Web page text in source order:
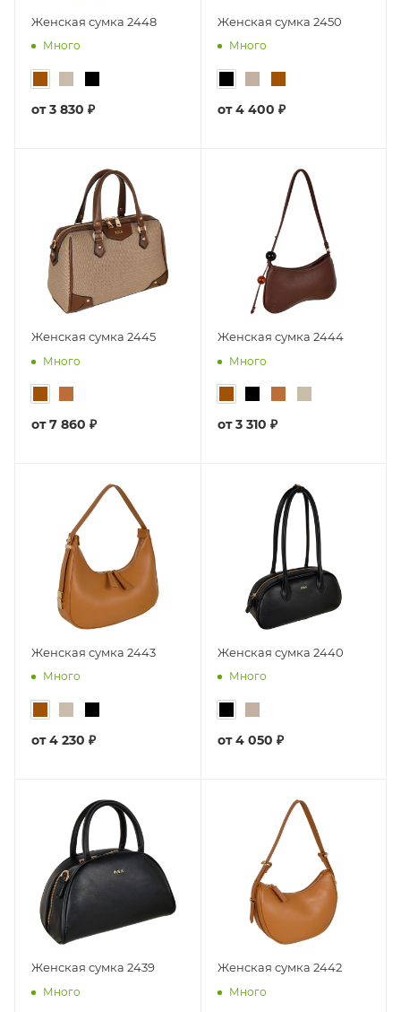
Женская сумка 2448
Много
от3 830 ₽
Женская сумка 2450
Много
от4 400 ₽
Женская сумка 2445
Много
от7 860 ₽
Женская сумка 2444
Много
от3 310 ₽
Женская сумка 2443
Много
от4 230 ₽
Женская сумка 2440
Много
от4 050 ₽
Женская сумка 2439
Много
Женская сумка 2442
Много